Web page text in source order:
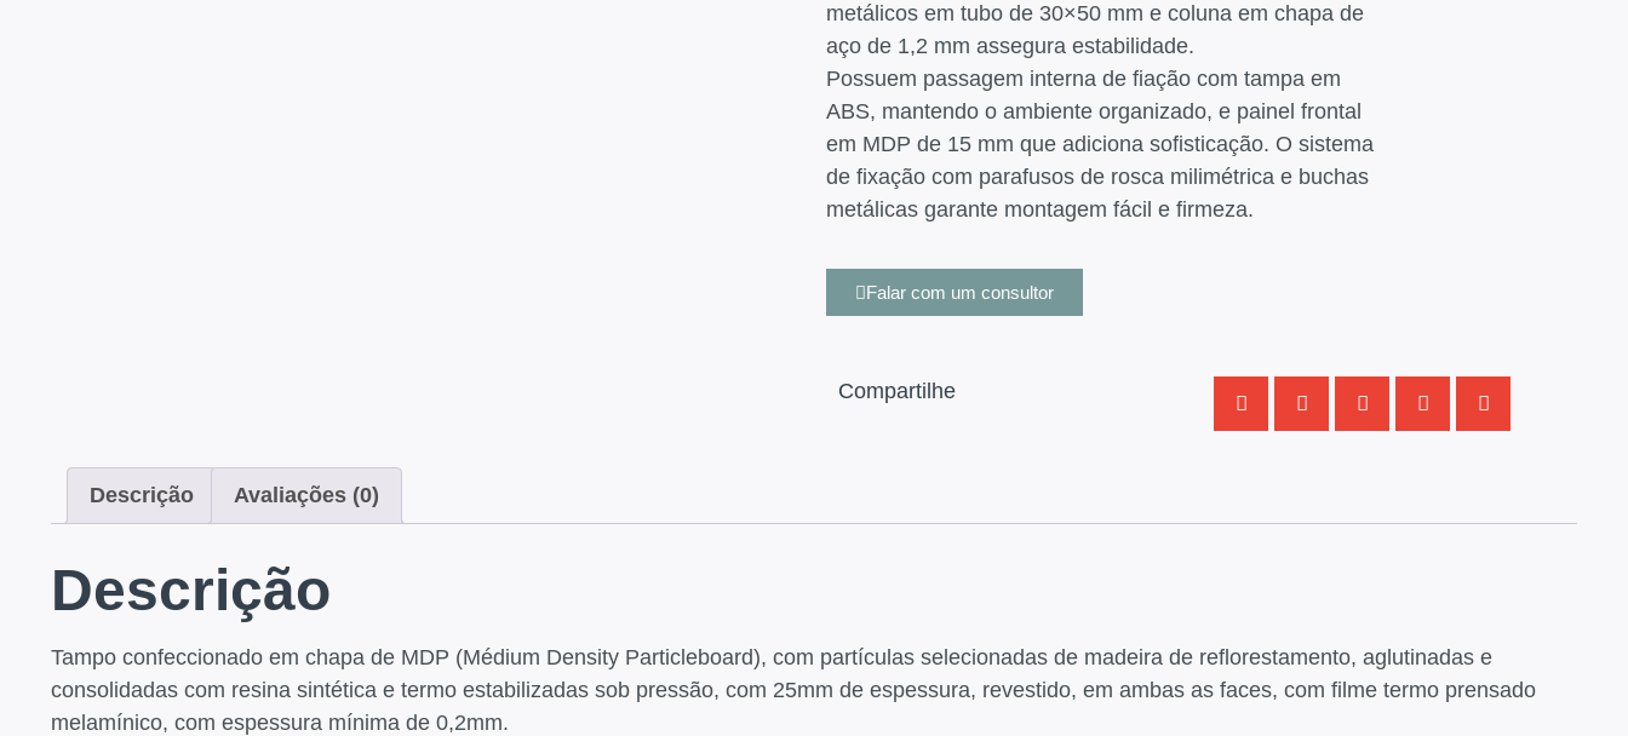
metálicos em tubo de 30×50 mm e coluna em chapa de
aço de 1,2 mm assegura estabilidade.
Possuem passagem interna de fiação com tampa em
ABS, mantendo o ambiente organizado, e painel frontal
em MDP de 15 mm que adiciona sofisticação. O sistema
de fixação com parafusos de rosca milimétrica e buchas
metálicas garante montagem fácil e firmeza.
Falar com um consultor
Compartilhe
Descrição Avaliações (0)
Descrição
Tampo confeccionado em chapa de MDP (Médium Density Particleboard), com partículas selecionadas de madeira de reflorestamento, aglutinadas e
consolidadas com resina sintética e termo estabilizadas sob pressão, com 25mm de espessura, revestido, em ambas as faces, com filme termo prensado
melamínico, com espessura mínima de 0,2mm.